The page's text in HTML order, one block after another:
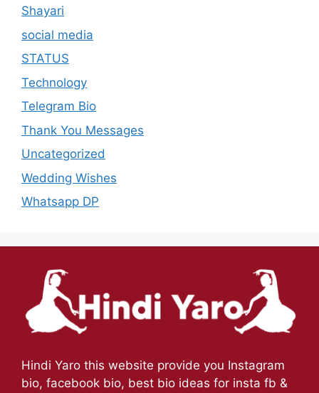
Shayari
social media
STATUS
Technology
Telegram Bio
Thank You Messages
Uncategorized
Wedding Wishes
Whatsapp DP
Hindi Yaro this website provide you Instagram
bio, facebook bio, best bio ideas for insta fb &